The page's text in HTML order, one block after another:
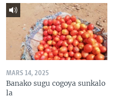
MARS 14, 2025
Banako sugu cogoya sunkalo
la